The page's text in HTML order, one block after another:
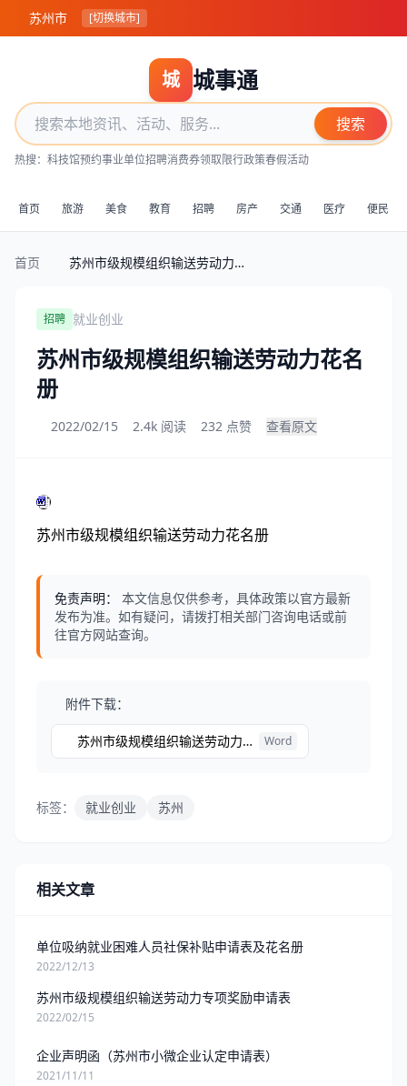
苏州市 [切换城市]
城 城事通
搜索
热搜： 科技馆预约事业单位招聘消费券领取限行政策春假活动
首页 旅游 美食 教育 招聘 房产 交通 医疗 便民
首页 苏州市级规模组织输送劳动力花名册
招聘 就业创业
苏州市级规模组织输送劳动力花名
册
2022/02/15 2.4k 阅读 232 点赞 查看原文
苏州市级规模组织输送劳动力花名册
免责声明：
本文信息仅供参考，具体政策以官方最新
发布为准。如有疑问，请拨打相关部门咨询电话或前
往官方网站查询。
附件下载：
苏州市级规模组织输送劳动力花名册 Word
标签： 就业创业 苏州
相关文章
单位吸纳就业困难人员社保补贴申请表及花名册
2022/12/13
苏州市级规模组织输送劳动力专项奖励申请表
2022/02/15
企业声明函（苏州市小微企业认定申请表）
2021/11/11